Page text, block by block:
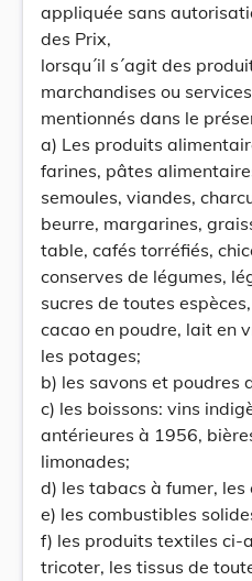
appliquée sans
des Prix,
lorsqu´il s´agit des
marchandises ou
mentionnés dans le
a) Les produits
farines, pâtes
semoules, viandes,
beurre, margarines,
table, cafés torréfiés,
conserves de légumes,
sucres de toutes
cacao en poudre, lait en
les potages;
b) les savons et poudres
c) les boissons: vins
antérieures à 1956,
limonades;
d) les tabacs à fumer,
e) les combustibles
f) les produits textiles ci-
tricoter, les tissus de